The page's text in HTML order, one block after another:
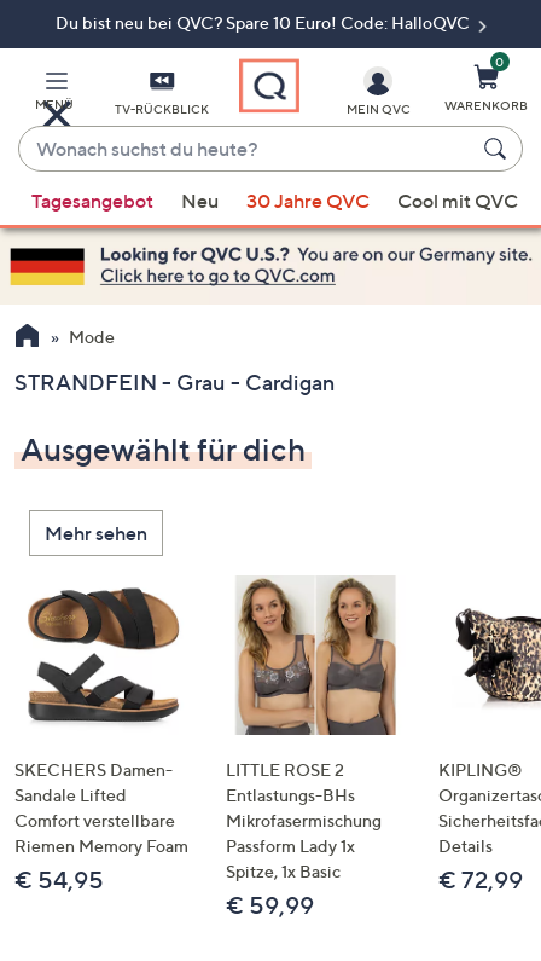
Du bist neu bei QVC? Spare 10 Euro! Code: HalloQVC
MENÜ TV-RÜCKBLICK
Wonach
suchst
du
heute?
Vorschläge
verfügbar
sind,
verwenden
Sie
Pfeiltasten
oben
und
nach
unten
oder
wischen
Sie
Touch-
Geräten
links
bzw.
rechts,
um
diese
MEIN QVC
0
WARENKORB
Tagesangebot Neu 30 Jahre QVC Cool mit QVC
Mode
STRANDFEIN - Grau - Cardigan
Ausgewählt für dich
Mehr sehen
SKECHERS Damen-
Sandale Lifted
Comfort verstellbare
Riemen Memory Foam
€ 54,95
LITTLE ROSE 2
Entlastungs-BHs
Mikrofasermischung
Passform Lady 1x
Spitze, 1x Basic
€ 59,99
KIPLING®
Details
€ 72,99